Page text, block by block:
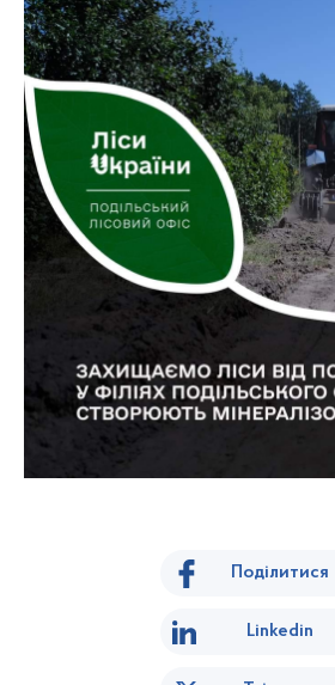
Поділитися
Linkedin